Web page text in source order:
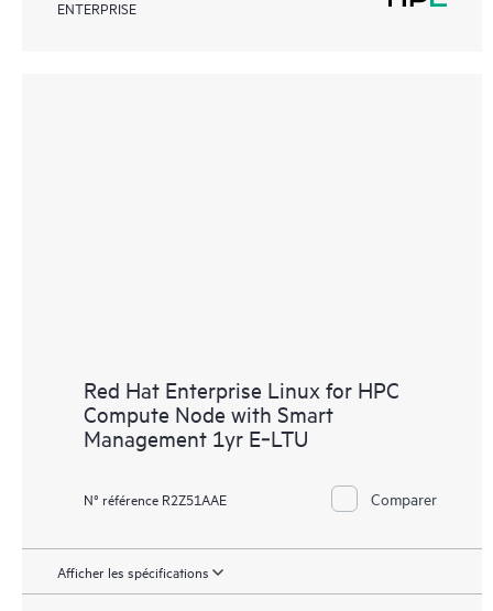
ENTERPRISE
Red Hat Enterprise Linux for HPC
Compute Node with Smart
Management 1yr E‑LTU
N° référence R2Z51AAE Comparer
Afficher les spécifications